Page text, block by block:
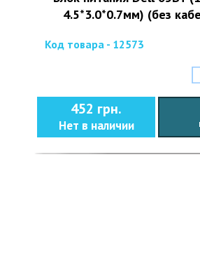
4.5*3.0*0.7мм) (без
Код товара - 12573
452 грн.
Нет в наличии